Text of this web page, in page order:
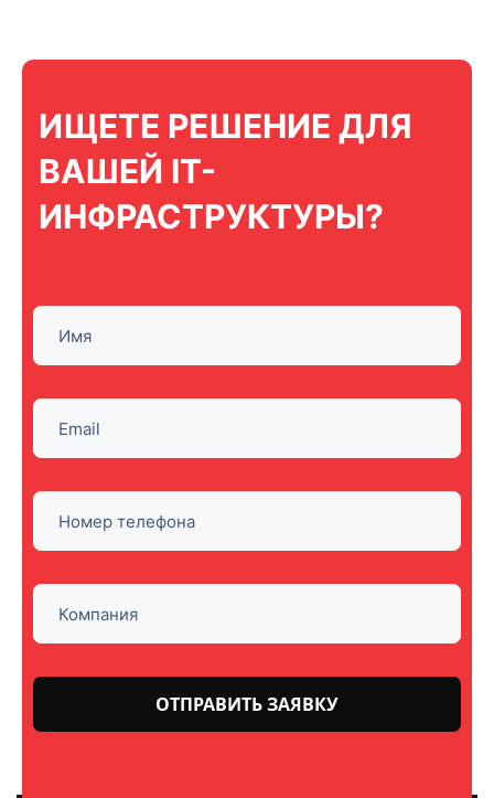
ИЩЕТЕ РЕШЕНИЕ ДЛЯ
ВАШЕЙ IT-
ИНФРАСТРУКТУРЫ?